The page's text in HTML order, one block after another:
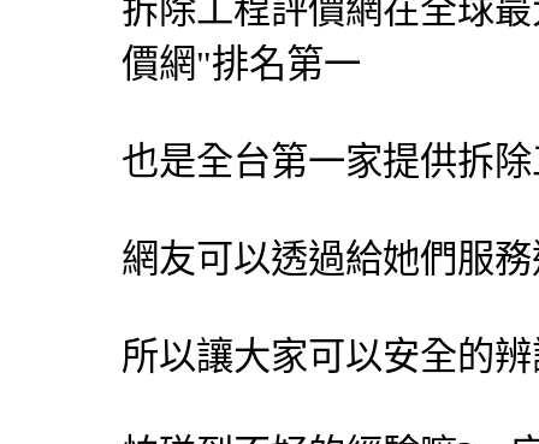
拆除工程評價網在全球
價網"排名第一
也是全台第一家提供拆
網友可以透過給她們服
所以讓大家可以安全的